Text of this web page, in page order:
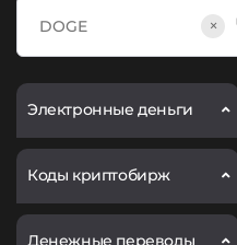
×
Электронные деньги
Коды криптобирж
Денежные переводы